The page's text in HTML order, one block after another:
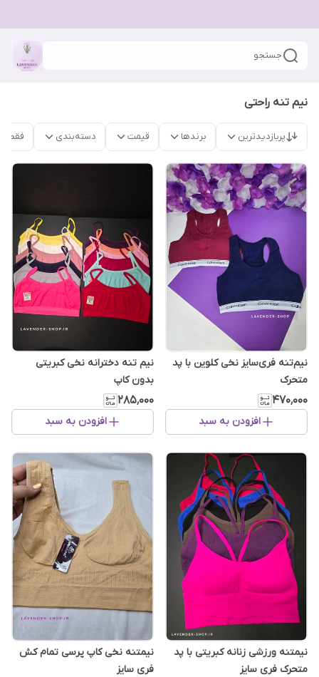
جستجو
نیم تنه راحتی
پربازدیدترین برندها قیمت دسته‌بندی فقط
نیم‌تنه فری‌سایز نخی کلوین با پد
متحرک
۴۷۰٬۰۰۰
افزودن به سبد
نیم تنه دخترانه نخی کبریتی
بدون کاپ
۲۸۵٬۰۰۰
افزودن به سبد
نیمتنه ورزشی زنانه کبریتی با پد
متحرک فری سایز
نیمتنه نخی کاپ پرسی تمام کش
فری سایز